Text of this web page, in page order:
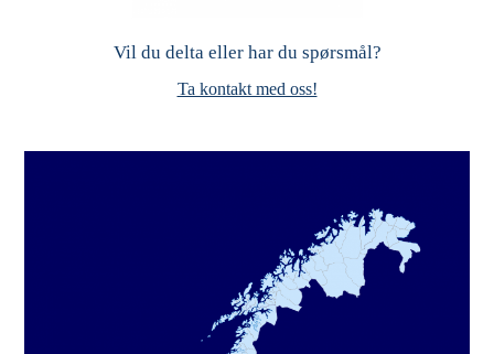
Vil du delta eller har du spørsmål?
Ta kontakt med oss!